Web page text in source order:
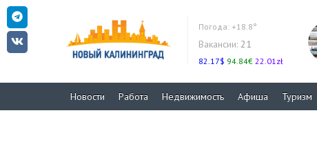
Погода: +18.8°
Вакансии: 21
82.17$ 94.84€ 22.01zł
Новости Работа Недвижимость Афиша Туризм